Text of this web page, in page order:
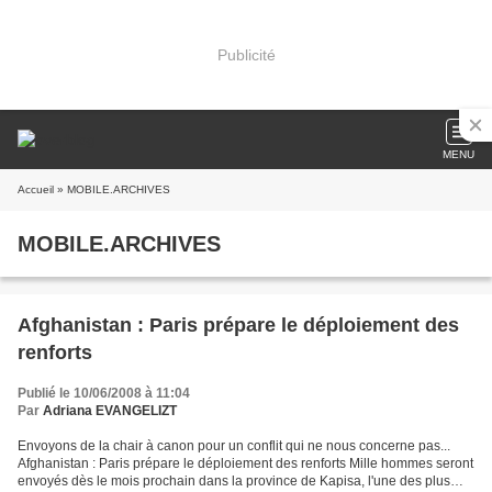
Publicité
MENU
Accueil » MOBILE.ARCHIVES
MOBILE.ARCHIVES
Afghanistan : Paris prépare le déploiement des
renforts
Publié le 10/06/2008 à 11:04
Par Adriana EVANGELIZT
Envoyons de la chair à canon pour un conflit qui ne nous concerne pas...
Afghanistan : Paris prépare le déploiement des renforts Mille hommes seront
envoyés dès le mois prochain dans la province de Kapisa, l'une des plus